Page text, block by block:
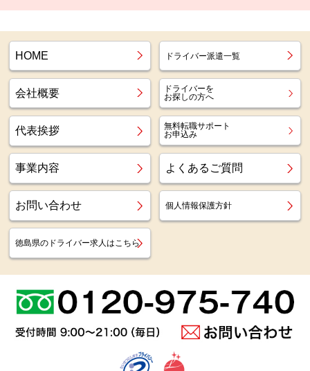
HOME ドライバー派遣一覧
会社概要
ドライバーを
お探しの方へ
代表挨拶
無料転職サポート
お申込み
事業内容 よくあるご質問
お問い合わせ 個人情報保護方針
徳島県のドライバー求人はこちら